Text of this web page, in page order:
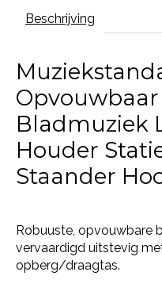
Beschrijving
Bladmuziek
Houder
Staander
Robuuste, opvouwbare
vervaardigd uitstevig
opberg/draagtas.